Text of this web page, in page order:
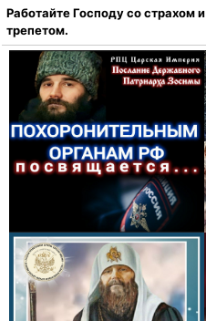
Работайте Господу со страхом
трепетом.